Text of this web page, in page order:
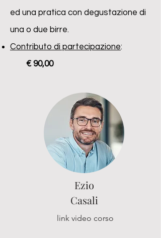
ed una pratica con degustazione di
una o due birre.
Contributo di partecipazione:
€ 90,00
Ezio
Casali
link video corso